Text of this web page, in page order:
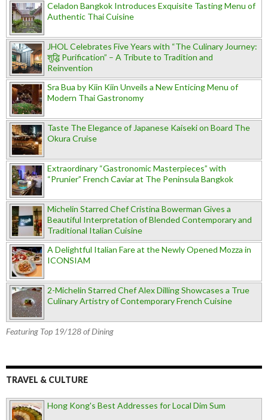
Celadon Bangkok Introduces Exquisite Tasting Menu of
Authentic Thai Cuisine
JHOL Celebrates Five Years with “The Culinary Journey:
शुद्धि Purification” – A Tribute to Tradition and
Reinvention
Sra Bua by Kiin Kiin Unveils a New Enticing Menu of
Modern Thai Gastronomy
Taste The Elegance of Japanese Kaiseki on Board The
Okura Cruise
Extraordinary “Gastronomic Masterpieces” with
“Prunier” French Caviar at The Peninsula Bangkok
Michelin Starred Chef Cristina Bowerman Gives a
Beautiful Interpretation of Blended Contemporary and
Traditional Italian Cuisine
A Delightful Italian Fare at the Newly Opened Mozza in
ICONSIAM
2-Michelin Starred Chef Alex Dilling Showcases a True
Culinary Artistry of Contemporary French Cuisine
Featuring Top 19/128 of Dining
TRAVEL & CULTURE
Hong Kong's Best Addresses for Local Dim Sum